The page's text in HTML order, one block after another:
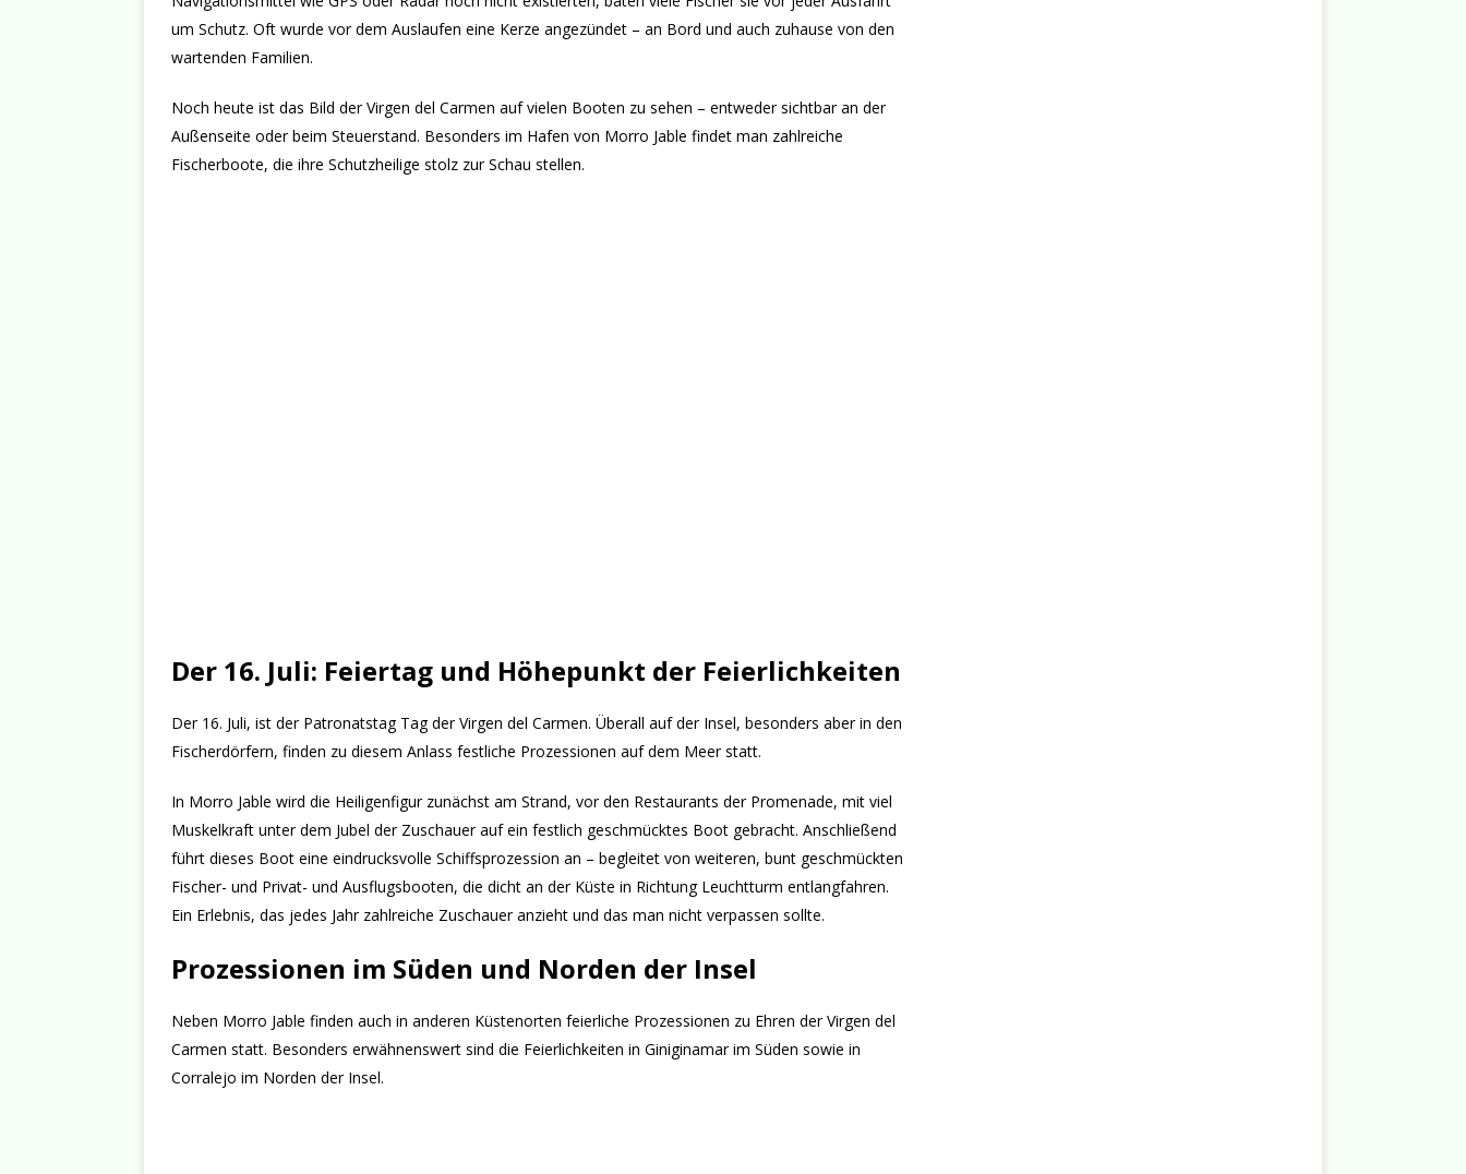
um Schutz. Oft wurde vor dem Auslaufen eine Kerze angezündet – an Bord und auch zuhause von den
wartenden Familien.
Noch heute ist das Bild der Virgen del Carmen auf vielen Booten zu sehen – entweder sichtbar an der
Außenseite oder beim Steuerstand. Besonders im Hafen von Morro Jable findet man zahlreiche
Fischerboote, die ihre Schutzheilige stolz zur Schau stellen.
Der 16. Juli: Feiertag und Höhepunkt der Feierlichkeiten
Der 16. Juli, ist der Patronatstag Tag der Virgen del Carmen. Überall auf der Insel, besonders aber in den
Fischerdörfern, finden zu diesem Anlass festliche Prozessionen auf dem Meer statt.
In Morro Jable wird die Heiligenfigur zunächst am Strand, vor den Restaurants der Promenade, mit viel
Muskelkraft unter dem Jubel der Zuschauer auf ein festlich geschmücktes Boot gebracht. Anschließend
führt dieses Boot eine eindrucksvolle Schiffsprozession an – begleitet von weiteren, bunt geschmückten
Fischer- und Privat- und Ausflugsbooten, die dicht an der Küste in Richtung Leuchtturm entlangfahren.
Ein Erlebnis, das jedes Jahr zahlreiche Zuschauer anzieht und das man nicht verpassen sollte.
Prozessionen im Süden und Norden der Insel
Neben Morro Jable finden auch in anderen Küstenorten feierliche Prozessionen zu Ehren der Virgen del
Carmen statt. Besonders erwähnenswert sind die Feierlichkeiten in Giniginamar im Süden sowie in
Corralejo im Norden der Insel.